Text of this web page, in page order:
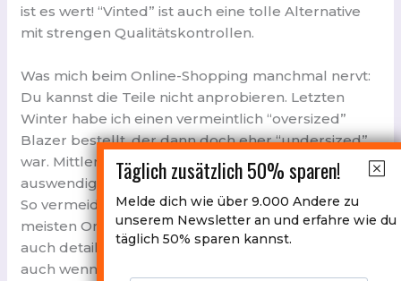
ist es wert! “Vinted” ist auch eine tolle Alternative
mit strengen Qualitätskontrollen.
Was mich beim Online-Shopping manchmal nervt:
Du kannst die Teile nicht anprobieren. Letzten
Winter habe ich einen vermeintlich “oversized”
Blazer bestellt, der dann doch eher “undersized”
war. Mittlerweile kenne ich meine Maße aber
auswendig und messe jedes Teil zu Hause nach.
So vermeidet man böse Überraschungen! Die
meisten Online-Plattformen bieten mittlerweile
auch detaillierte Maßangaben – unbedingt nutzen,
auch wenn es nervig ist.
Melde dich wie über 9.000 Andere zu
unserem Newsletter an und erfahre wie du
täglich 50% sparen kannst.
Täglich zusätzlich 50% sparen!